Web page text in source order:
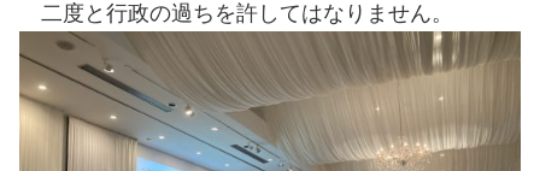
二度と行政の過ちを許してはなりません。